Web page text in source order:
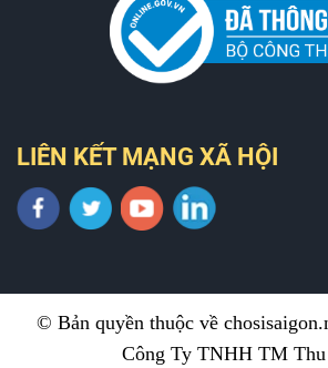
LIÊN KẾT MẠNG XÃ HỘI
© Bản quyền thuộc về
Công Ty TNHH TM